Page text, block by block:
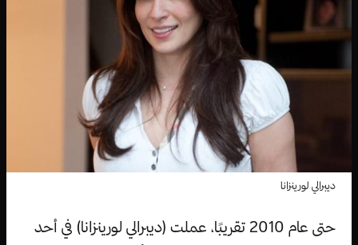
ديبرالي لورينزانا
حتى عام 2010 تقريبًا، عملت (ديبرالي لورينزانا) في أحد